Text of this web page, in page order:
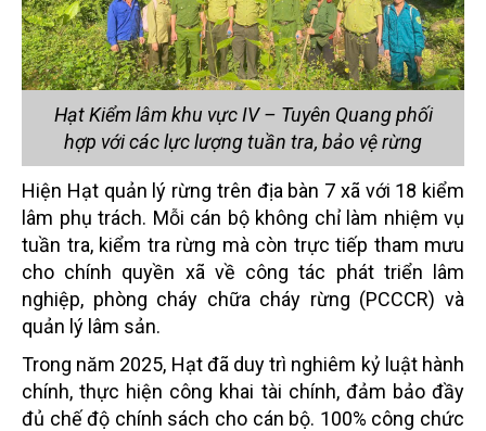
Hạt Kiểm lâm khu vực IV – Tuyên Quang phối
hợp với các lực lượng tuần tra, bảo vệ rừng
Hiện Hạt quản lý rừng trên địa bàn 7 xã với 18 kiểm
lâm phụ trách. Mỗi cán bộ không chỉ làm nhiệm vụ
tuần tra, kiểm tra rừng mà còn trực tiếp tham mưu
cho chính quyền xã về công tác phát triển lâm
nghiệp, phòng cháy chữa cháy rừng (PCCCR) và
quản lý lâm sản.
Trong năm 2025, Hạt đã duy trì nghiêm kỷ luật hành
chính, thực hiện công khai tài chính, đảm bảo đầy
đủ chế độ chính sách cho cán bộ. 100% công chức